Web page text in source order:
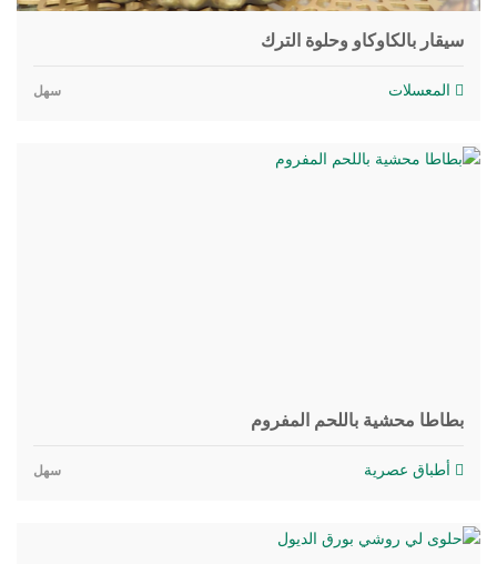
سيقار بالكاوكاو وحلوة الترك
المعسلات سهل
بطاطا محشية باللحم المفروم
أطباق عصرية سهل